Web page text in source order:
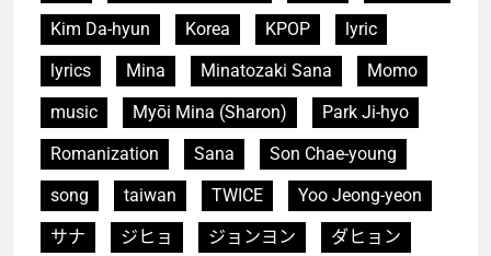
Kim Da-hyun
Korea KPOP
lyric
lyrics
Mina Minatozaki Sana
Momo
music
Myōi Mina (Sharon)
Park Ji-hyo
Romanization
Sana
Son Chae-young
song
taiwan TWICE
Yoo Jeong-yeon
サナ
ジヒョ ジョンヨン
ダヒョン